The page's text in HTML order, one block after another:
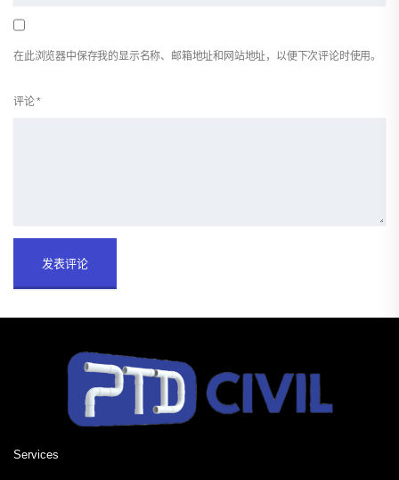
在此浏览器中保存我的显示名称、邮箱地址和网站地址，以便下次评论时使用。
评论*
Services